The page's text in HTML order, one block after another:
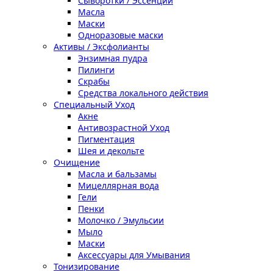
Масла
Маски
Одноразовые маски
Активы / Эксфолианты
Энзимная пудра
Пилинги
Скрабы
Средства локального действия
Специальный Уход
Акне
Антивозрастной Уход
Пигментация
Шея и декольте
Очищение
Масла и бальзамы
Мицеллярная вода
Гели
Пенки
Молочко / Эмульсии
Мыло
Маски
Аксессуары для Умывания
Тонизирование